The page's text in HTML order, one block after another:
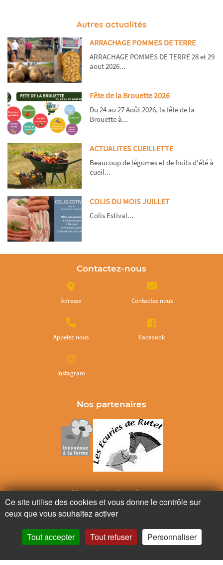
Autres actualités
ARRACHAGE POMMES DE TERRE
ARRACHAGE POMMES DE TERRE 28 et 29
aout 2026...
Fête de la Brouette 2026
Du 24 au 27 Août 2026, la fête de la
Brouette à...
ACTUALITES CUEILLETTE
Beaucoup de légumes et de fruits d'été à
cueil...
COLIS DU MOIS JUILLET
Colis Estival...
Contactez-nous
Adresse Contactez nous
Appelez nous Facebook
Instagram
Nos partenaires
Ne ratez plus rien,
Abonnez-vous à notre newsletter
Ce site utilise des cookies et vous donne le contrôle sur
ceux que vous souhaitez activer
Tout accepter Tout refuser Personnaliser